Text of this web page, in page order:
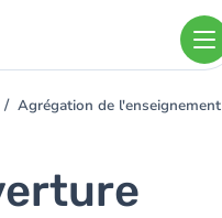
Agrégation de